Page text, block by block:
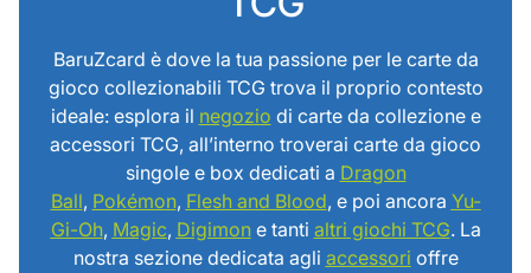
BaruZcard è dove la tua passione per le carte da
gioco collezionabili TCG trova il proprio contesto
ideale: esplora il negozio di carte da collezione e
accessori TCG, all’interno troverai carte da gioco
singole e box dedicati a Dragon
Ball, Pokémon, Flesh and Blood, e poi ancora Yu-
Gi-Oh, Magic, Digimone tanti altri giochi TCG. La
nostra sezione dedicata agli accessori offre